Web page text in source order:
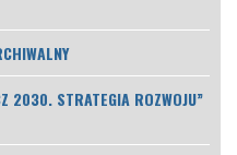
2030. STRATEGIA ROZWOJU”